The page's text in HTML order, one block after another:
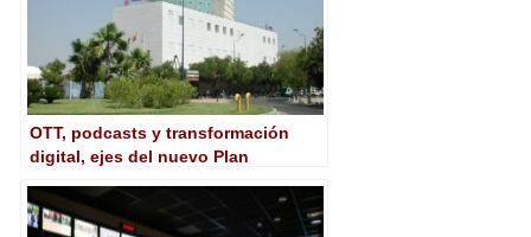
OTT, podcasts y transformación
digital, ejes del nuevo Plan
(Canal Sur)